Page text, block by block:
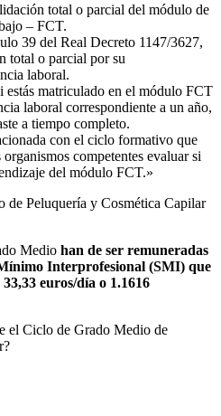
total o parcial del módulo de
– FCT.
39 del Real Decreto 1147/3627,
total o parcial por su
laboral.
estás matriculado en el módulo FCT
laboral correspondiente a un año,
a tiempo completo.
con el ciclo formativo que
competentes evaluar si
del módulo FCT.»
de Peluquería y Cosmética Capilar
Medio han de ser remuneradas
Interprofesional (SMI) que
euros/día o 1.1616
el Ciclo de Grado Medio de